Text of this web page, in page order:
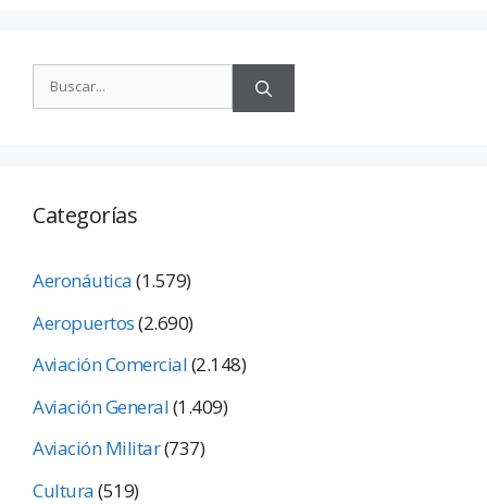
Categorías
Aeronáutica(1.579)
Aeropuertos(2.690)
Aviación Comercial(2.148)
Aviación General(1.409)
Aviación Militar(737)
Cultura(519)